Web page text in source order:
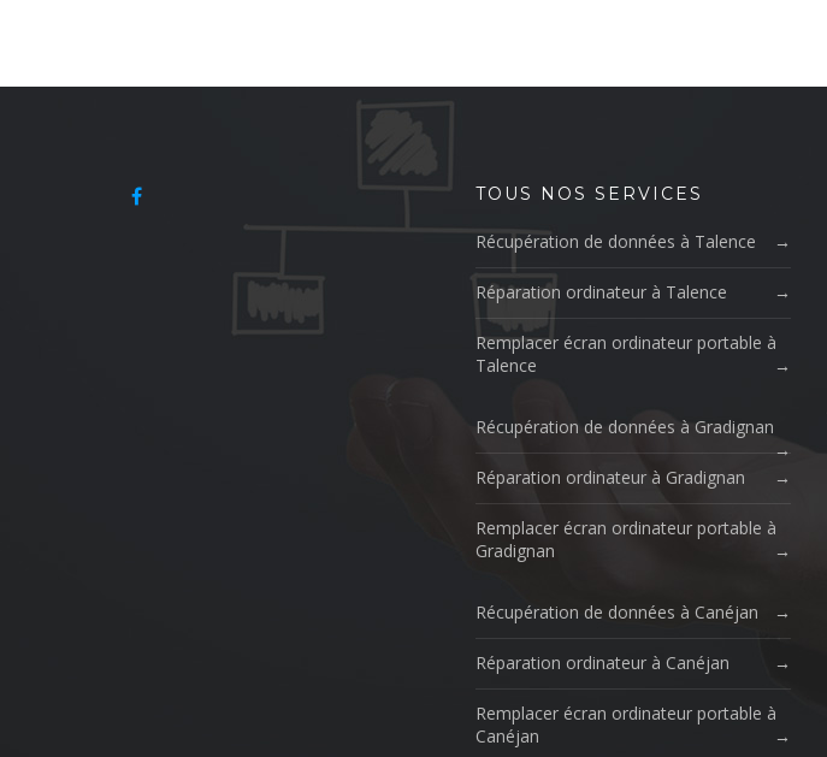
TOUS NOS SERVICES
Récupération de données à Talence
Réparation ordinateur à Talence
Remplacer écran ordinateur portable à
Talence
Récupération de données à Gradignan
Réparation ordinateur à Gradignan
Remplacer écran ordinateur portable à
Gradignan
Récupération de données à Canéjan
Réparation ordinateur à Canéjan
Remplacer écran ordinateur portable à
Canéjan